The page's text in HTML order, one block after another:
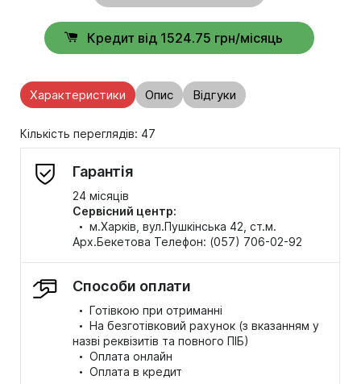
Кредит від 1524.75 грн/місяць
Характеристики Опис Відгуки
Кількість переглядів: 47
Гарантія
24 місяців
Сервісний центр:
· м.Харків, вул.Пушкінська 42, ст.м.
Арх.Бекетова Телефон: (057) 706-02-92
Способи оплати
· Готівкою при отриманні
· На безготівковий рахунок (з вказанням у
назві реквізитів та повного ПІБ)
· Оплата онлайн
· Оплата в кредит